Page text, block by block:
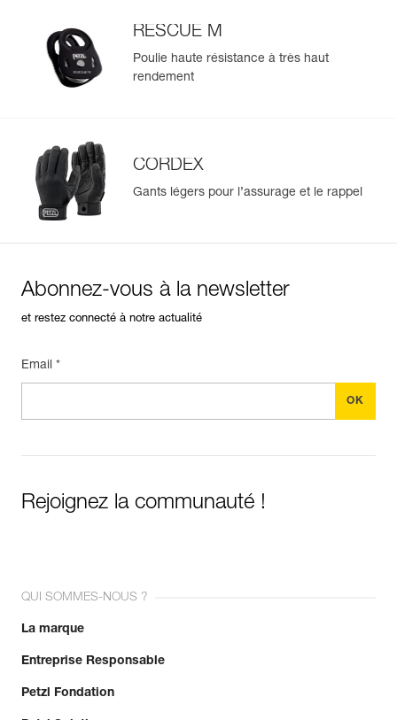
RESCUE M
Poulie haute résistance à très haut
rendement
CORDEX
Gants légers pour l’assurage et le rappel
Abonnez-vous à la newsletter
et restez connecté à notre actualité
Email *
Rejoignez la communauté !
QUI SOMMES-NOUS ?
La marque
Entreprise Responsable
Petzl Fondation